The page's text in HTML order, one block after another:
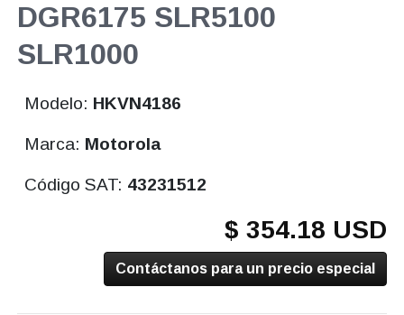
DGR6175 SLR5100
SLR1000
Modelo: HKVN4186
Marca: Motorola
Código SAT: 43231512
$ 354.18 USD
Contáctanos para un precio especial